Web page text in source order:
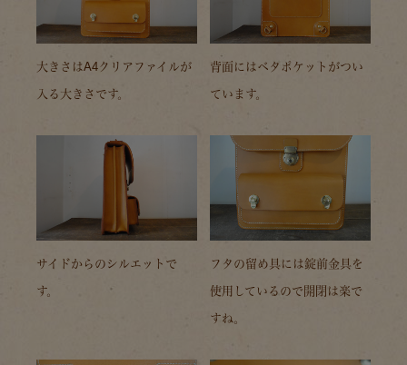
大きさはA4クリアファイルが
入る大きさです。
背面にはベタポケットがつい
ています。
サイドからのシルエットで
す。
フタの留め具には錠前金具を
使用しているので開閉は楽で
すね。